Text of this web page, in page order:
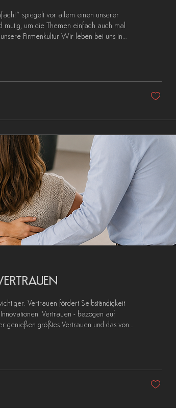
spiegelt vor allem einen unserer
um die Themen einfach auch mal
Firmenkultur Wir leben bei uns in
sicher...
Vertrauen fördert Selbständigkeit
Vertrauen - bezogen auf
genießen größtes Vertrauen und das von